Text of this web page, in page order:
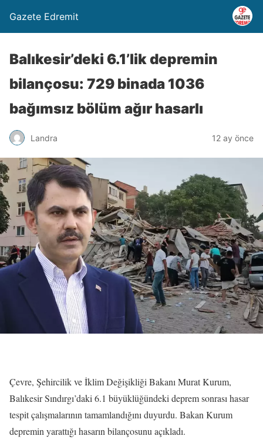
Gazete Edremit
Balıkesir’deki 6.1’lik depremin
bilançosu: 729 binada 1036
bağımsız bölüm ağır hasarlı
Landra 12 ay önce
Çevre, Şehircilik ve İklim Değişikliği Bakanı Murat Kurum,
Balıkesir Sındırgı’daki 6.1 büyüklüğündeki deprem sonrası hasar
tespit çalışmalarının tamamlandığını duyurdu. Bakan Kurum
depremin yarattığı hasarın bilançosunu açıkladı.